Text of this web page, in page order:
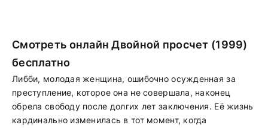
Смотреть онлайн Двойной просчет (1999)
бесплатно
Либби, молодая женщина, ошибочно осужденная за
преступление, которое она не совершала, наконец
обрела свободу после долгих лет заключения. Её жизнь
кардинально изменилась в тот момент, когда